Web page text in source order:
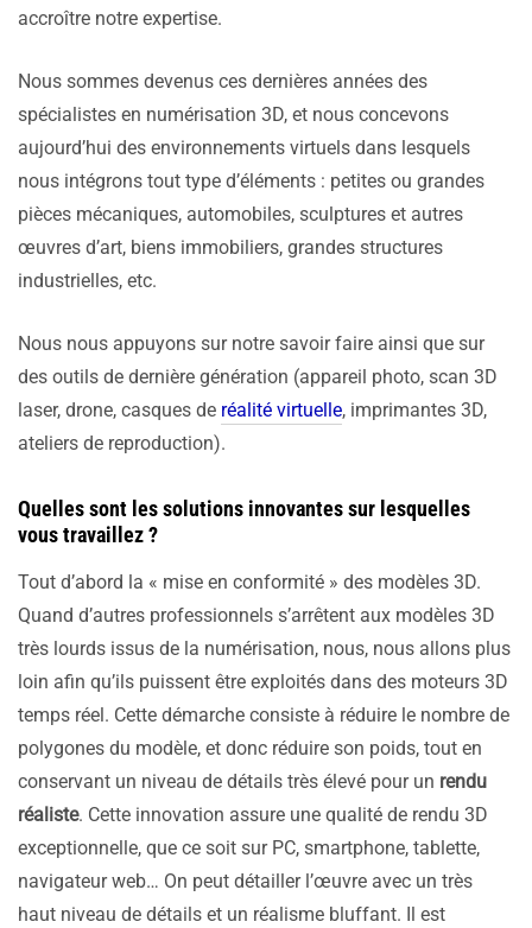
accroître notre expertise.
Nous sommes devenus ces dernières années des
spécialistes en numérisation 3D, et nous concevons
aujourd’hui des environnements virtuels dans lesquels
nous intégrons tout type d’éléments : petites ou grandes
pièces mécaniques, automobiles, sculptures et autres
œuvres d’art, biens immobiliers, grandes structures
industrielles, etc.
Nous nous appuyons sur notre savoir faire ainsi que sur
des outils de dernière génération (appareil photo, scan 3D
laser, drone, casques de réalité virtuelle, imprimantes 3D,
ateliers de reproduction).
Quelles sont les solutions innovantes sur lesquelles
vous travaillez ?
Tout d’abord la « mise en conformité » des modèles 3D.
Quand d’autres professionnels s’arrêtent aux modèles 3D
très lourds issus de la numérisation, nous, nous allons plus
loin afin qu’ils puissent être exploités dans des moteurs 3D
temps réel. Cette démarche consiste à réduire le nombre de
polygones du modèle, et donc réduire son poids, tout en
conservant un niveau de détails très élevé pour un rendu
réaliste. Cette innovation assure une qualité de rendu 3D
exceptionnelle, que ce soit sur PC, smartphone, tablette,
navigateur web… On peut détailler l’œuvre avec un très
haut niveau de détails et un réalisme bluffant. Il est